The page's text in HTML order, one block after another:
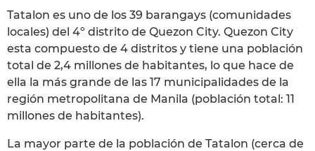
Tatalon es uno de los 39 barangays (comunidades
locales) del 4º distrito de Quezon City. Quezon City
esta compuesto de 4 distritos y tiene una población
total de 2,4 millones de habitantes, lo que hace de
ella la más grande de las 17 municipalidades de la
región metropolitana de Manila (población total: 11
millones de habitantes).
La mayor parte de la población de Tatalon (cerca de